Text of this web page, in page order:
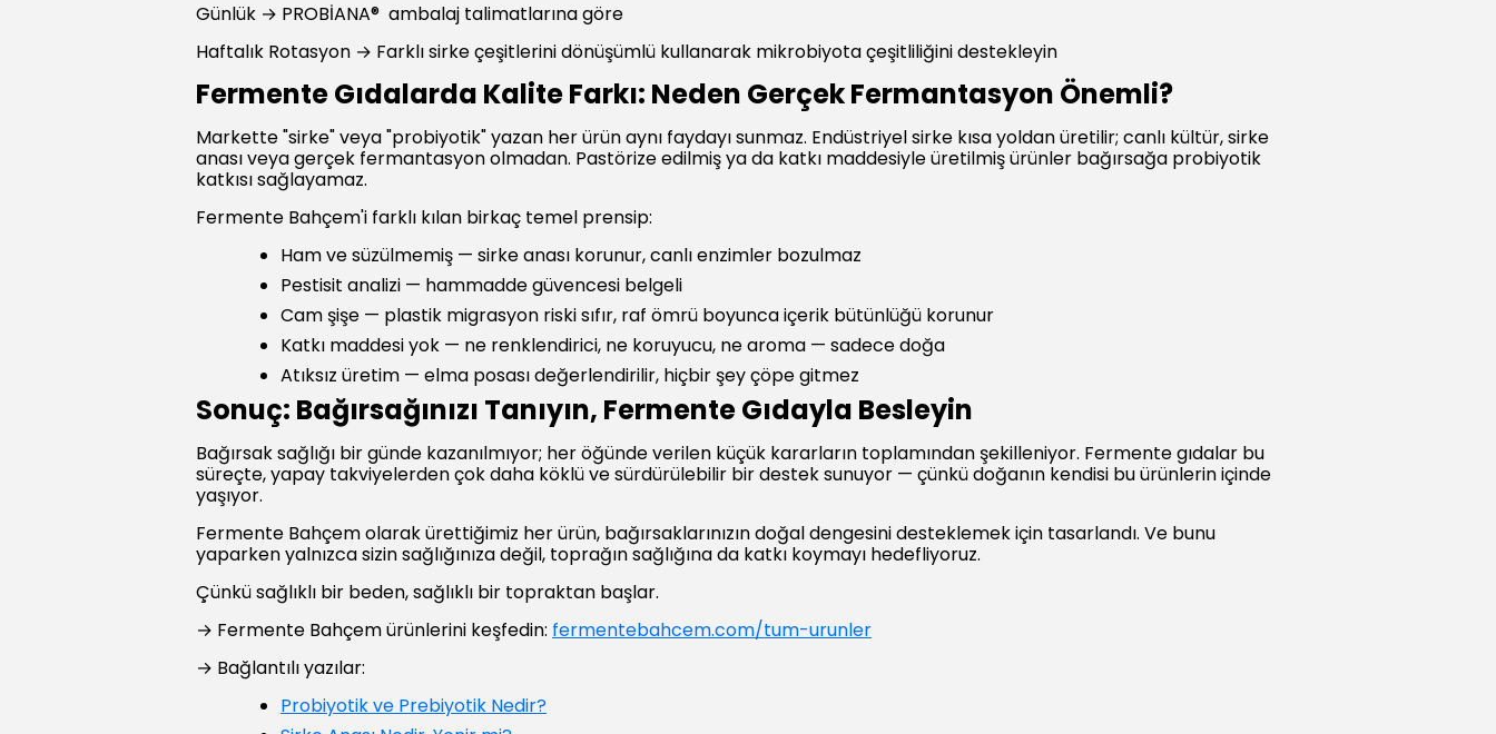
Günlük → PROBİANA® ambalaj talimatlarına göre
Haftalık Rotasyon → Farklı sirke çeşitlerini dönüşümlü kullanarak mikrobiyota çeşitliliğini destekleyin
Fermente Gıdalarda Kalite Farkı: Neden Gerçek Fermantasyon Önemli?
Markette "sirke" veya "probiyotik" yazan her ürün aynı faydayı sunmaz. Endüstriyel sirke kısa yoldan üretilir; canlı kültür, sirke
anası veya gerçek fermantasyon olmadan. Pastörize edilmiş ya da katkı maddesiyle üretilmiş ürünler bağırsağa probiyotik
katkısı sağlayamaz.
Fermente Bahçem'i farklı kılan birkaç temel prensip:
Ham ve süzülmemiş — sirke anası korunur, canlı enzimler bozulmaz
Pestisit analizi — hammadde güvencesi belgeli
Cam şişe — plastik migrasyon riski sıfır, raf ömrü boyunca içerik bütünlüğü korunur
Katkı maddesi yok — ne renklendirici, ne koruyucu, ne aroma — sadece doğa
Atıksız üretim — elma posası değerlendirilir, hiçbir şey çöpe gitmez
Sonuç: Bağırsağınızı Tanıyın, Fermente Gıdayla Besleyin
Bağırsak sağlığı bir günde kazanılmıyor; her öğünde verilen küçük kararların toplamından şekilleniyor. Fermente gıdalar bu
süreçte, yapay takviyelerden çok daha köklü ve sürdürülebilir bir destek sunuyor — çünkü doğanın kendisi bu ürünlerin içinde
yaşıyor.
Fermente Bahçem olarak ürettiğimiz her ürün, bağırsaklarınızın doğal dengesini desteklemek için tasarlandı. Ve bunu
yaparken yalnızca sizin sağlığınıza değil, toprağın sağlığına da katkı koymayı hedefliyoruz.
Çünkü sağlıklı bir beden, sağlıklı bir topraktan başlar.
→ Fermente Bahçem ürünlerini keşfedin: fermentebahcem.com/tum-urunler
→ Bağlantılı yazılar:
Probiyotik ve Prebiyotik Nedir?